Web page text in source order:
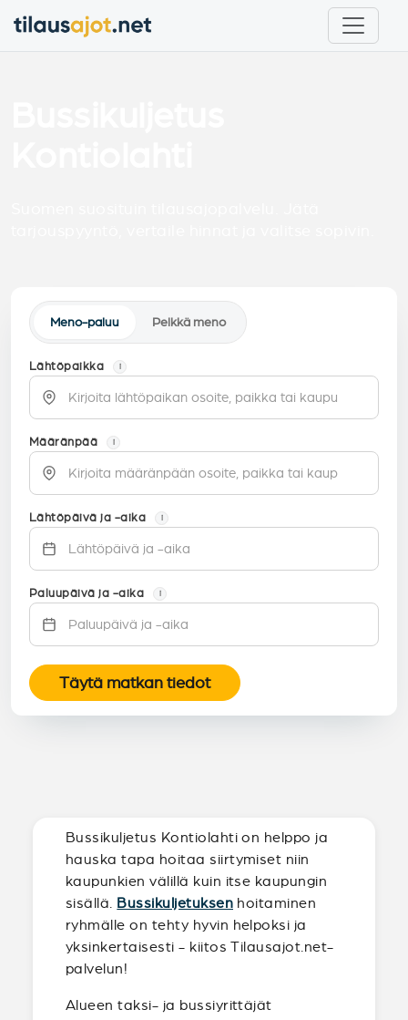
Meno-paluu Pelkkä meno
Lähtöpaikka i
Määränpää i
Lähtöpäivä ja -aika i
Paluupäivä ja -aika i
Täytä matkan tiedot
Bussikuljetus Kontiolahti on helppo ja
hauska tapa hoitaa siirtymiset niin
kaupunkien välillä kuin itse kaupungin
sisällä. Bussikuljetuksen hoitaminen
ryhmälle on tehty hyvin helpoksi ja
yksinkertaisesti - kiitos Tilausajot.net-
palvelun!
Alueen taksi- ja bussiyrittäjät